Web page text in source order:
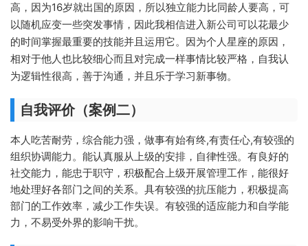
高，因为16岁就出国的原因，所以独立能力比同龄人要高，可
以随机应变一些突发事情，因此我相信进入新公司可以花最少
的时间掌握最重要的技能并且运用它。因为个人星座的原因，
相对于他人也比较细心而且对完成一样事情比较严格，自我认
为逻辑性很高，善于沟通，并且乐于学习新事物。
自我评价（案例二）
本人吃苦耐劳，综合能力强，做事有始有终,有责任心,有较强的
组织协调能力。能认真服从上级的安排，自律性强。有良好的
社交能力，能忠于职守，积极配合上级开展管理工作，能很好
地处理好各部门之间的关系。具有较强的抗压能力，积极提高
部门的工作效率，减少工作失误。有较强的适应能力和自学能
力，不易受外界的影响干扰。